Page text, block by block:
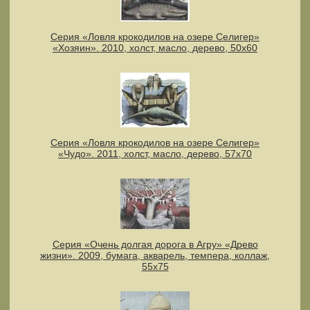
Серия «Ловля крокодилов на озере Селигер»
«Хозяин». 2010, холст, масло, дерево, 50х60
Серия «Ловля крокодилов на озере Селигер»
«Чудо». 2011, холст, масло, дерево, 57х70
Серия «Очень долгая дорога в Агру» «Древо
жизни». 2009, бумага, акварель, темпера, коллаж,
55х75